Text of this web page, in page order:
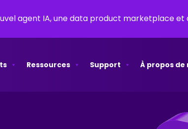
agent IA, une data product marketplace et
Ressources Support
À propos de